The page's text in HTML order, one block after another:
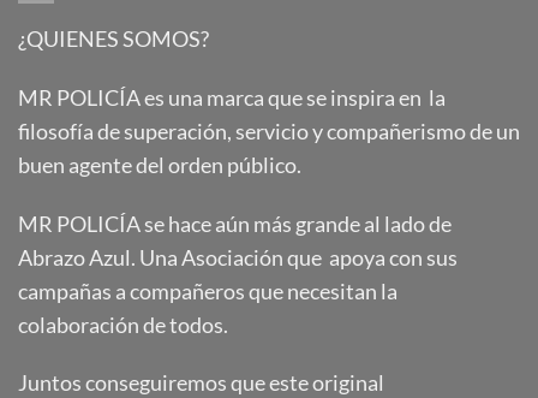
¿QUIENES SOMOS?
MR POLICÍA es una marca que se inspira en la
filosofía de superación, servicio y compañerismo de un
buen agente del orden público.
MR POLICÍA se hace aún más grande al lado de
Abrazo Azul. Una Asociación que apoya con sus
campañas a compañeros que necesitan la
colaboración de todos.
Juntos conseguiremos que este original